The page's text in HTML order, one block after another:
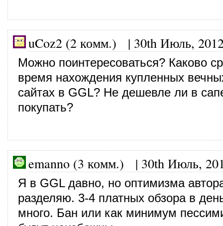
uCoz2 (2 комм.) | 30th Июль,
Можно поинтересоваться? Каково
время нахождения купленных
сайтах в GGL? Не дешевле ли в
покупать?
emanno (3 комм.) | 30th Июль,
Я в GGL давно, но оптимизма
разделяю. 3-4 платных обзора в
много. Бан или как минимум